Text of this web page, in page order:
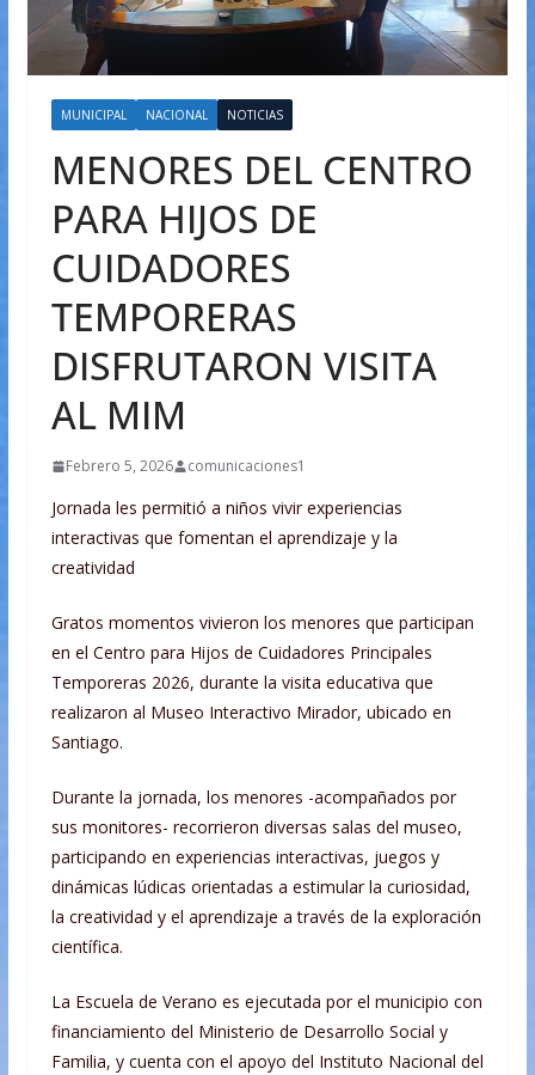
MUNICIPAL NACIONAL NOTICIAS
MENORES DEL CENTRO
PARA HIJOS DE
CUIDADORES
TEMPORERAS
DISFRUTARON VISITA
AL MIM
Febrero 5, 2026 comunicaciones1
Jornada les permitió a niños vivir experiencias
interactivas que fomentan el aprendizaje y la
creatividad
Gratos momentos vivieron los menores que participan
en el Centro para Hijos de Cuidadores Principales
Temporeras 2026, durante la visita educativa que
realizaron al Museo Interactivo Mirador, ubicado en
Santiago.
Durante la jornada, los menores -acompañados por
sus monitores- recorrieron diversas salas del museo,
participando en experiencias interactivas, juegos y
dinámicas lúdicas orientadas a estimular la curiosidad,
la creatividad y el aprendizaje a través de la exploración
científica.
La Escuela de Verano es ejecutada por el municipio con
financiamiento del Ministerio de Desarrollo Social y
Familia, y cuenta con el apoyo del Instituto Nacional del